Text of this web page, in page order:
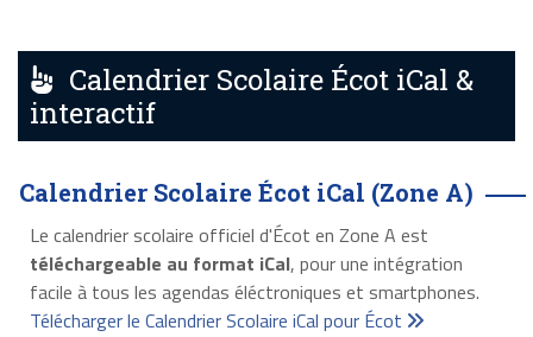
Calendrier Scolaire Écot iCal &
interactif
Calendrier Scolaire Écot iCal (Zone A)
Le calendrier scolaire officiel d'Écot en Zone A est
téléchargeable au format iCal, pour une intégration
facile à tous les agendas éléctroniques et smartphones.
Télécharger le Calendrier Scolaire iCal pour Écot